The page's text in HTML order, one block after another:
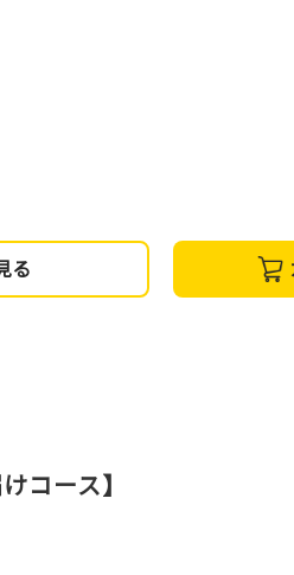
る
コース】